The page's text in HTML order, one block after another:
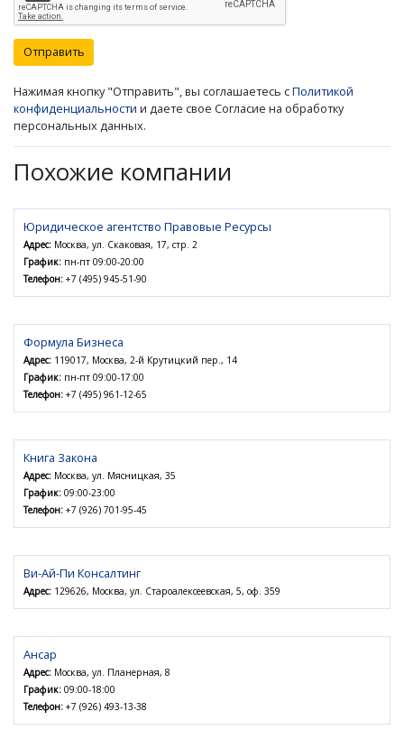
Отправить
Нажимая кнопку "Отправить", вы соглашаетесь сПолитикой
конфиденциальности и даете свое Согласие на обработку
персональных данных.
Похожие компании
Юридическое агентство Правовые Ресурсы
Адрес: Москва, ул. Скаковая, 17, стр. 2
График: пн-пт 09:00-20:00
Телефон: +7 (495) 945-51-90
Формула Бизнеса
Адрес: 119017, Москва, 2-й Крутицкий пер., 14
График: пн-пт 09:00-17:00
Телефон: +7 (495) 961-12-65
Книга Закона
Адрес: Москва, ул. Мясницкая, 35
График: 09:00-23:00
Телефон: +7 (926) 701-95-45
Ви-Ай-Пи Консалтинг
Адрес: 129626, Москва, ул. Староалексеевская, 5, оф. 359
Ансар
Адрес: Москва, ул. Планерная, 8
График: 09:00-18:00
Телефон: +7 (926) 493-13-38